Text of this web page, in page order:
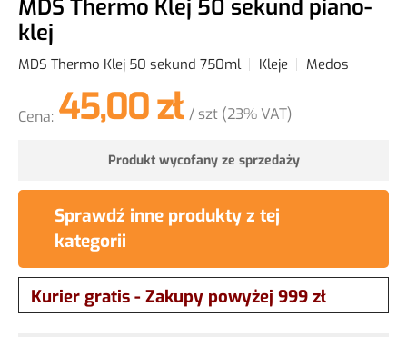
MDS Thermo Klej 50 sekund piano-
klej
MDS Thermo Klej 50 sekund 750ml Kleje Medos
Cena: 45,00 zł / szt (23% VAT)
Produkt wycofany ze sprzedaży
Sprawdź inne produkty z tej
kategorii
Kurier gratis - Zakupy powyżej 999 zł